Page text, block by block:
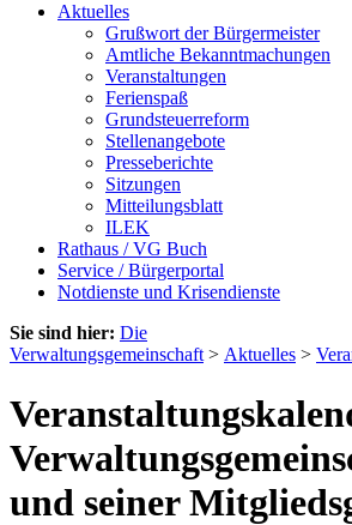
Aktuelles
Grußwort der Bürgermeister
Amtliche Bekanntmachungen
Veranstaltungen
Ferienspaß
Grundsteuerreform
Stellenangebote
Presseberichte
Sitzungen
Mitteilungsblatt
ILEK
Rathaus / VG Buch
Service / Bürgerportal
Notdienste und Krisendienste
Sie sind hier: Die
Verwaltungsgemeinschaft > Aktuelles >
und seiner